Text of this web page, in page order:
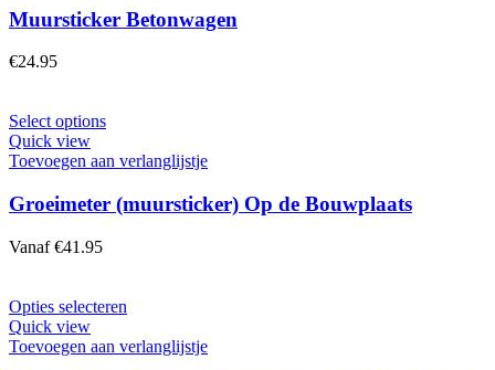
variaties.
Deze
de
productpagina
Muursticker Betonwagen
€24.95
Select optionsDit
heeft
variaties.
Deze
op
productpagina
Quick view
Toevoegen aan verlanglijstje
Groeimeter (muursticker) Op de Bouwplaats
Vanaf €41.95
Opties selecteren
heeft
Quick view
Toevoegen aan verlanglijstje